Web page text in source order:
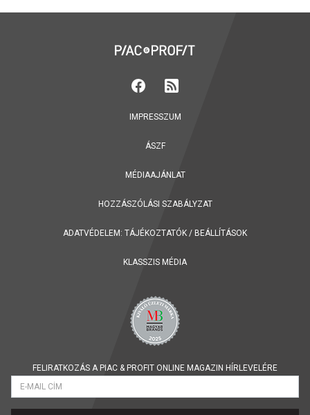
IMPRESSZUM
ÁSZF
MÉDIAAJÁNLAT
HOZZÁSZÓLÁSI SZABÁLYZAT
ADATVÉDELEM: TÁJÉKOZTATÓK / BEÁLLÍTÁSOK
KLASSZIS MÉDIA
FELIRATKOZÁS A PIAC & PROFIT ONLINE MAGAZIN HÍRLEVELÉRE